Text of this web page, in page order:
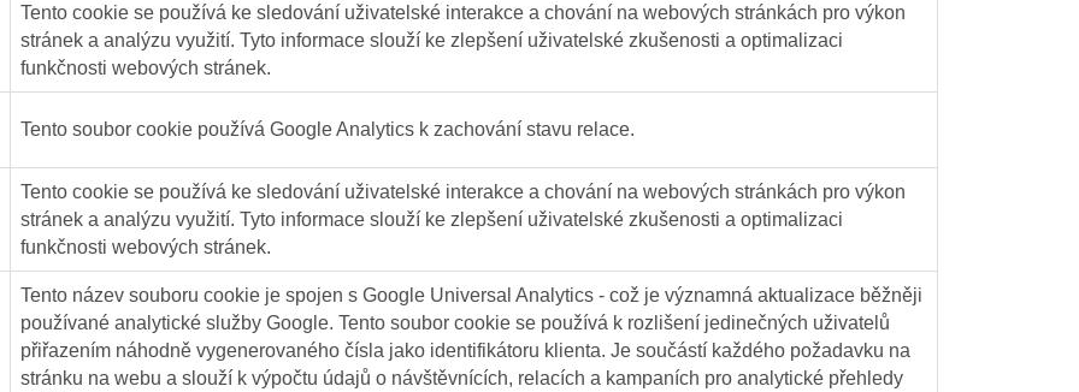
Tento cookie se používá ke sledování uživatelské interakce a chování na webových stránkách pro výkon
stránek a analýzu využití. Tyto informace slouží ke zlepšení uživatelské zkušenosti a optimalizaci
funkčnosti webových stránek.
Tento soubor cookie používá Google Analytics k zachování stavu relace.
Tento cookie se používá ke sledování uživatelské interakce a chování na webových stránkách pro výkon
stránek a analýzu využití. Tyto informace slouží ke zlepšení uživatelské zkušenosti a optimalizaci
funkčnosti webových stránek.
Tento název souboru cookie je spojen s Google Universal Analytics - což je významná aktualizace běžněji
používané analytické služby Google. Tento soubor cookie se používá k rozlišení jedinečných uživatelů
přiřazením náhodně vygenerovaného čísla jako identifikátoru klienta. Je součástí každého požadavku na
stránku na webu a slouží k výpočtu údajů o návštěvnících, relacích a kampaních pro analytické přehledy